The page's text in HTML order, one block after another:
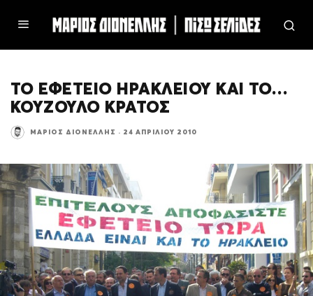
ΤΟ ΕΦΕΤΕΙΟ ΗΡΑΚΛΕΙΟΥ ΚΑΙ ΤΟ…
ΚΟΥΖΟΥΛΟ ΚΡΑΤΟΣ
ΜΆΡΙΟΣ ΔΙΟΝΈΛΛΗΣ · 24 ΑΠΡΙΛΊΟΥ 2010